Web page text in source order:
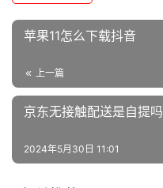
维苹果11怎么下载抖音
上一篇
京东无接触配送是自提吗
2024年5月30日 11:01